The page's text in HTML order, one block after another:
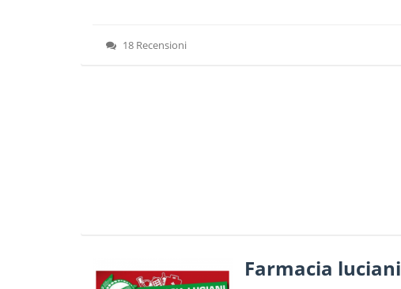
18 Recensioni
Farmacia luciani